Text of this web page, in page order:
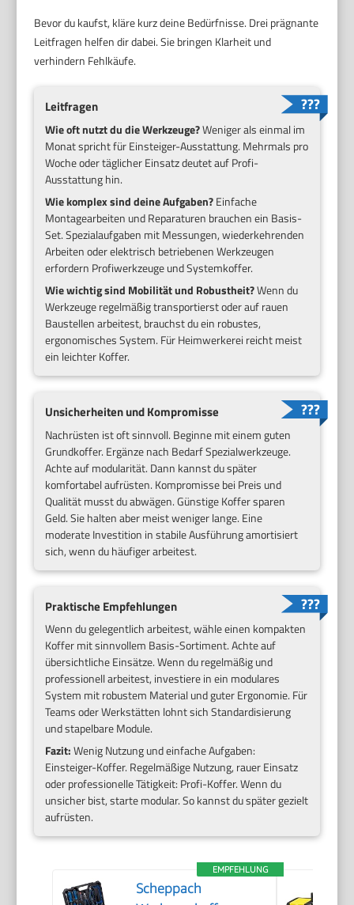
Bevor du kaufst, kläre kurz deine Bedürfnisse. Drei prägnante
Leitfragen helfen dir dabei. Sie bringen Klarheit und
verhindern Fehlkäufe.
Leitfragen
Wie oft nutzt du die Werkzeuge?Weniger als einmal im
Monat spricht für Einsteiger-Ausstattung. Mehrmals pro
Woche oder täglicher Einsatz deutet auf Profi-
Ausstattung hin.
Wie komplex sind deine Aufgaben?Einfache
Montagearbeiten und Reparaturen brauchen ein Basis-
Set. Spezialaufgaben mit Messungen, wiederkehrenden
Arbeiten oder elektrisch betriebenen Werkzeugen
erfordern Profiwerkzeuge und Systemkoffer.
Wie wichtig sind Mobilität und Robustheit?Wenn du
Werkzeuge regelmäßig transportierst oder auf rauen
Baustellen arbeitest, brauchst du ein robustes,
ergonomisches System. Für Heimwerkerei reicht meist
ein leichter Koffer.
Unsicherheiten und Kompromisse
Nachrüsten ist oft sinnvoll. Beginne mit einem guten
Grundkoffer. Ergänze nach Bedarf Spezialwerkzeuge.
Achte auf modularität. Dann kannst du später
komfortabel aufrüsten. Kompromisse bei Preis und
Qualität musst du abwägen. Günstige Koffer sparen
Geld. Sie halten aber meist weniger lange. Eine
moderate Investition in stabile Ausführung amortisiert
sich, wenn du häufiger arbeitest.
Praktische Empfehlungen
Wenn du gelegentlich arbeitest, wähle einen kompakten
Koffer mit sinnvollem Basis-Sortiment. Achte auf
übersichtliche Einsätze. Wenn du regelmäßig und
professionell arbeitest, investiere in ein modulares
System mit robustem Material und guter Ergonomie. Für
Teams oder Werkstätten lohnt sich Standardisierung
und stapelbare Module.
Fazit:Wenig Nutzung und einfache Aufgaben:
Einsteiger-Koffer. Regelmäßige Nutzung, rauer Einsatz
oder professionelle Tätigkeit: Profi-Koffer. Wenn du
unsicher bist, starte modular. So kannst du später gezielt
aufrüsten.
EMPFEHLUNG
Scheppach